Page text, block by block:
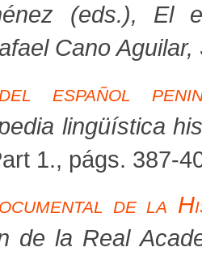
(eds.),
El
Cano
español
lingüística
1., págs. 387-
de la
de la Real